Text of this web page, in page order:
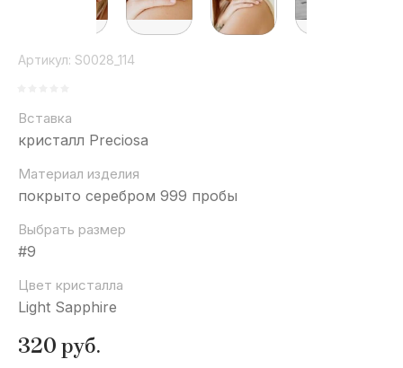
Артикул: S0028_114
Вставка
кристалл Preciosa
Материал изделия
покрыто серебром 999 пробы
Выбрать размер
#9
Цвет кристалла
Light Sapphire
320 руб.